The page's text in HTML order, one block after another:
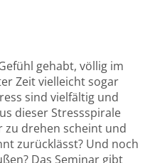
gehabt, völlig im
Zeit vielleicht sogar
sind vielfältig und
dieser Stressspirale
zu drehen scheint und
zurücklässt? Und noch
Das Seminar gibt